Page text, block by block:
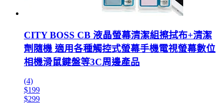
CITY BOSS CB 液晶螢幕清潔組擦拭布+清潔
劑隨機 適用各種觸控式螢幕手機電視螢幕數位
相機滑鼠鍵盤等3C周邊產品
(4)
$199
$299